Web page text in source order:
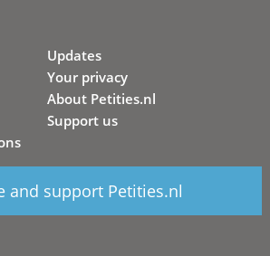
Updates
Your privacy
About Petities.nl
Support us
and support Petities.nl